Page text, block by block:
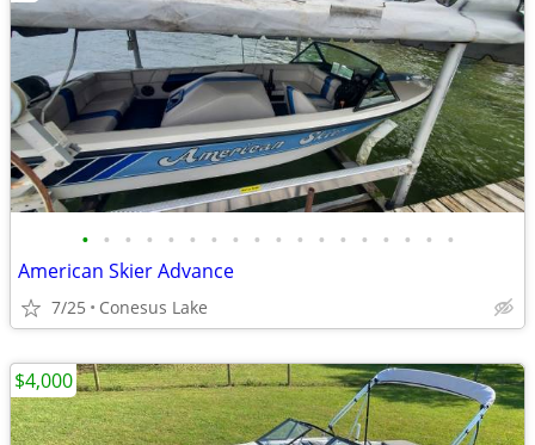
• • • • • • • • • • • • • • • • • •
American Skier Advance
7/25 Conesus Lake
$4,000